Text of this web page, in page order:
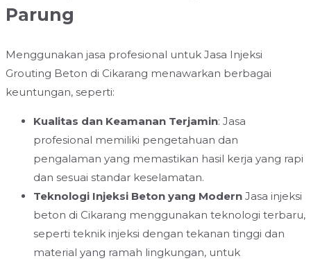
Parung
Menggunakan jasa profesional untuk Jasa Injeksi
Grouting Beton di Cikarang menawarkan berbagai
keuntungan, seperti:
Kualitas dan Keamanan Terjamin: Jasa
profesional memiliki pengetahuan dan
pengalaman yang memastikan hasil kerja yang rapi
dan sesuai standar keselamatan.
Teknologi Injeksi Beton yang Modern Jasa injeksi
beton di Cikarang menggunakan teknologi terbaru,
seperti teknik injeksi dengan tekanan tinggi dan
material yang ramah lingkungan, untuk